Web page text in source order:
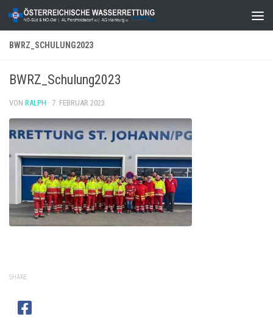
Zum Inhalt springen
BWRZ_SCHULUNG2023
BWRZ_Schulung2023
VON RALPH · 7. FEBRUAR 2023
SHARE